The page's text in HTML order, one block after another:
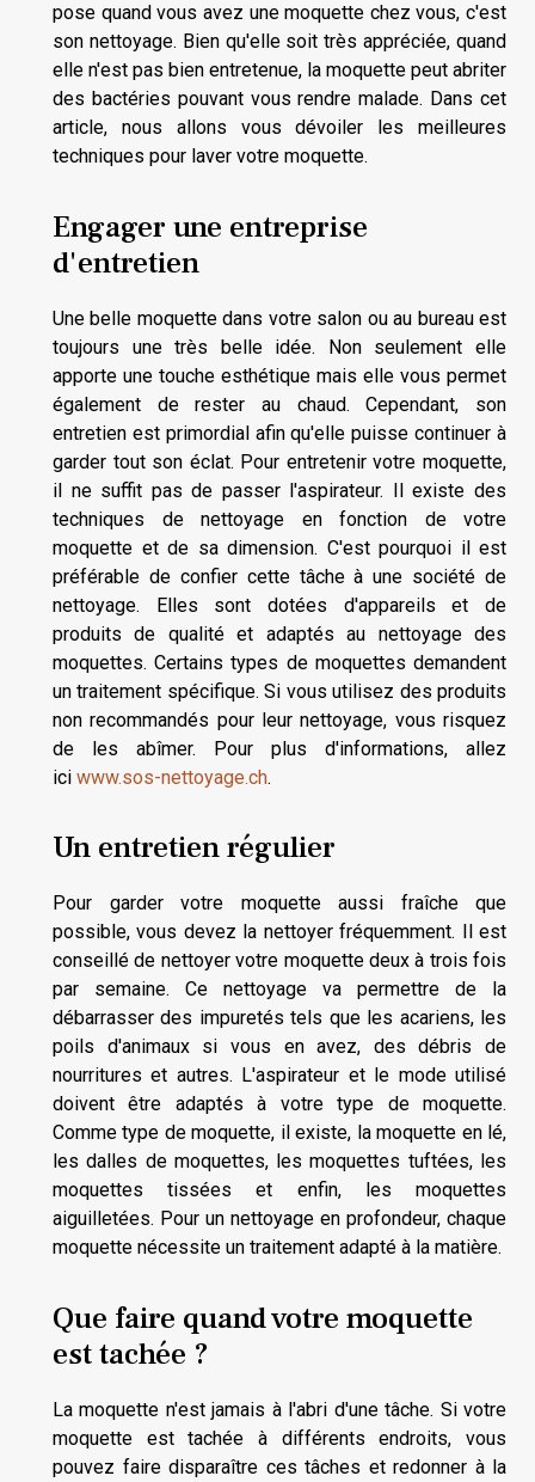
pose quand vous avez une moquette chez vous, c'est
son nettoyage. Bien qu'elle soit très appréciée, quand
elle n'est pas bien entretenue, la moquette peut abriter
des bactéries pouvant vous rendre malade. Dans cet
article, nous allons vous dévoiler les meilleures
techniques pour laver votre moquette.
Engager une entreprise
d'entretien
Une belle moquette dans votre salon ou au bureau est
toujours une très belle idée. Non seulement elle
apporte une touche esthétique mais elle vous permet
également de rester au chaud. Cependant, son
entretien est primordial afin qu'elle puisse continuer à
garder tout son éclat. Pour entretenir votre moquette,
il ne suffit pas de passer l'aspirateur. Il existe des
techniques de nettoyage en fonction de votre
moquette et de sa dimension. C'est pourquoi il est
préférable de confier cette tâche à une société de
nettoyage. Elles sont dotées d'appareils et de
produits de qualité et adaptés au nettoyage des
moquettes. Certains types de moquettes demandent
un traitement spécifique. Si vous utilisez des produits
non recommandés pour leur nettoyage, vous risquez
de les abîmer. Pour plus d'informations, allez
ici www.sos-nettoyage.ch.
Un entretien régulier
Pour garder votre moquette aussi fraîche que
possible, vous devez la nettoyer fréquemment. Il est
conseillé de nettoyer votre moquette deux à trois fois
par semaine. Ce nettoyage va permettre de la
débarrasser des impuretés tels que les acariens, les
poils d'animaux si vous en avez, des débris de
nourritures et autres. L'aspirateur et le mode utilisé
doivent être adaptés à votre type de moquette.
Comme type de moquette, il existe, la moquette en lé,
les dalles de moquettes, les moquettes tuftées, les
moquettes tissées et enfin, les moquettes
aiguilletées. Pour un nettoyage en profondeur, chaque
moquette nécessite un traitement adapté à la matière.
Que faire quand votre moquette
est tachée ?
La moquette n'est jamais à l'abri d'une tâche. Si votre
moquette est tachée à différents endroits, vous
pouvez faire disparaître ces tâches et redonner à la